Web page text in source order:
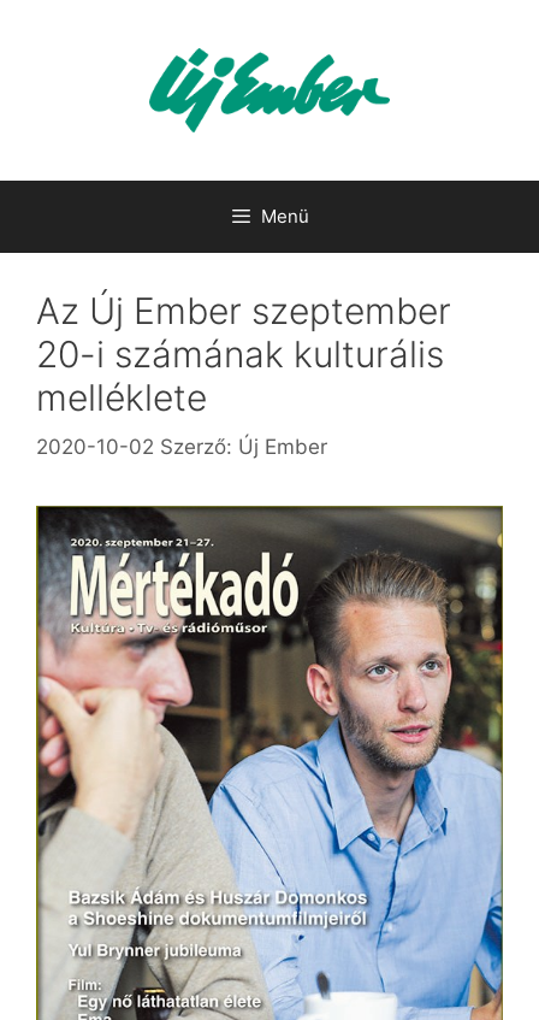
Menü
Az Új Ember szeptember
20-i számának kulturális
melléklete
2020-10-02 Szerző: Új Ember